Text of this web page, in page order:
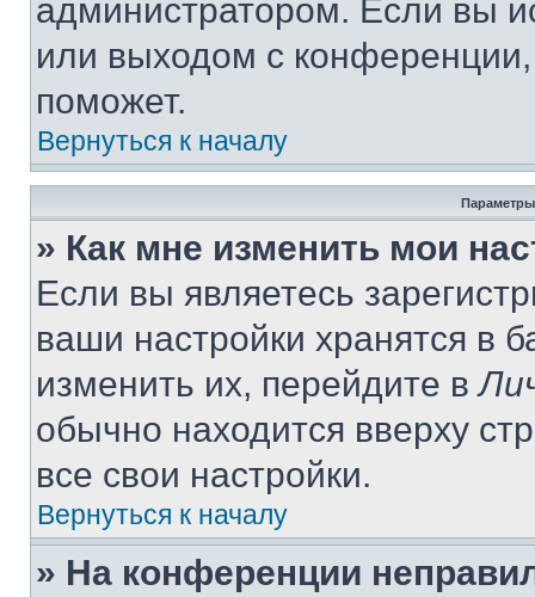
администратором. Если вы
или выходом с
поможет.
Вернуться к началу
Параметры
» Как мне изменить мои
Если вы являетесь
ваши настройки хранятся в
изменить их, перейдите в
обычно находится вверху
все свои настройки.
Вернуться к началу
» На конференции